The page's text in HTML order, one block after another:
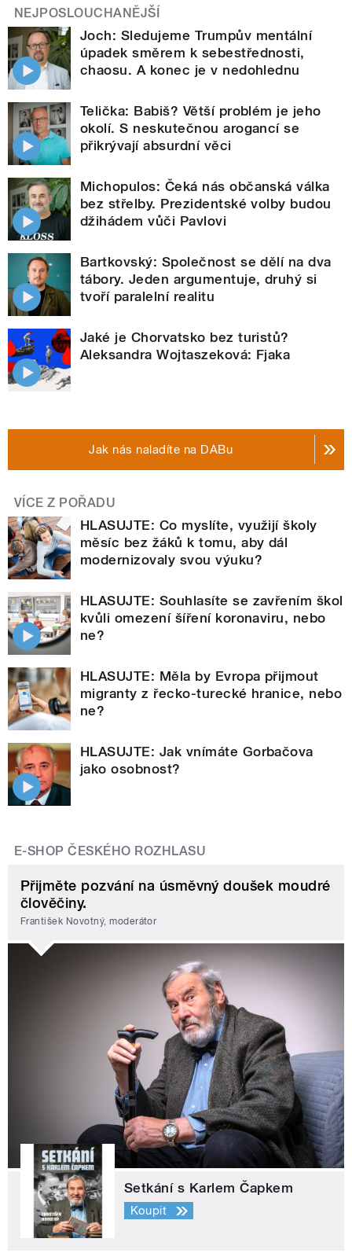
NEJPOSLOUCHANĚJŠÍ
Joch: Sledujeme Trumpův mentální
úpadek směrem k sebestřednosti,
chaosu. A konec je v nedohlednu
Telička: Babiš? Větší problém je jeho
okolí. S neskutečnou arogancí se
přikrývají absurdní věci
Michopulos: Čeká nás občanská válka
bez střelby. Prezidentské volby budou
džihádem vůči Pavlovi
Bartkovský: Společnost se dělí na dva
tábory. Jeden argumentuje, druhý si
tvoří paralelní realitu
Jaké je Chorvatsko bez turistů?
Aleksandra Wojtaszeková: Fjaka
Jak nás naladíte na DABu
VÍCE Z POŘADU
HLASUJTE: Co myslíte, využijí školy
měsíc bez žáků k tomu, aby dál
modernizovaly svou výuku?
HLASUJTE: Souhlasíte se zavřením škol
kvůli omezení šíření koronaviru, nebo
ne?
HLASUJTE: Měla by Evropa přijmout
migranty z řecko-turecké hranice, nebo
ne?
HLASUJTE: Jak vnímáte Gorbačova
jako osobnost?
E-SHOP ČESKÉHO ROZHLASU
Přijměte pozvání na úsměvný doušek moudré
člověčiny.
František Novotný, moderátor
Setkání s Karlem Čapkem
Koupit